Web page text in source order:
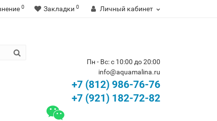
0 Закладки 0 Личный кабинет
Пн - Вс: с 10:00 до 20:00
info@aquamalina.ru
+7 (812) 986-76-76
+7 (921) 182-72-82